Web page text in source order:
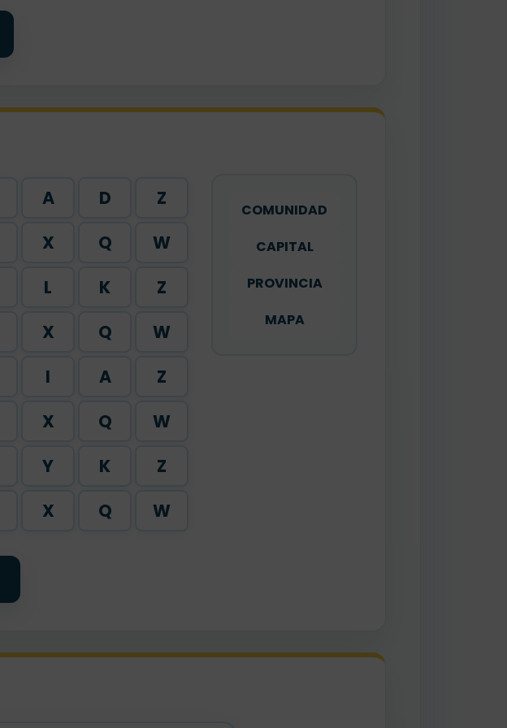
A D
Z
X Q
W
L K
Z
X Q
W
I A
Z
X Q
W
Y K
Z
X Q W
COMUNIDAD
CAPITAL
PROVINCIA
MAPA